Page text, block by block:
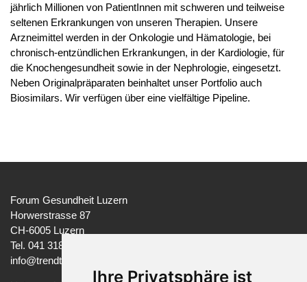
Ihre Privatsphäre ist
jährlich Millionen von PatientInnen mit schweren und teilweise
seltenen Erkrankungen von unseren Therapien. Unsere
Arzneimittel werden in der Onkologie und Hämatologie, bei
chronisch-entzündlichen Erkrankungen, in der Kardiologie, für
die Knochengesundheit sowie in der Nephrologie, eingesetzt.
Neben Originalpräparaten beinhaltet unser Portfolio auch
Biosimilars. Wir verfügen über eine vielfältige Pipeline.
Forum Gesundheit Luzern
Horwerstrasse 87
CH-6005 Luzern
Tel. 041 318 37 97
info@trendtage-gesundheit.ch